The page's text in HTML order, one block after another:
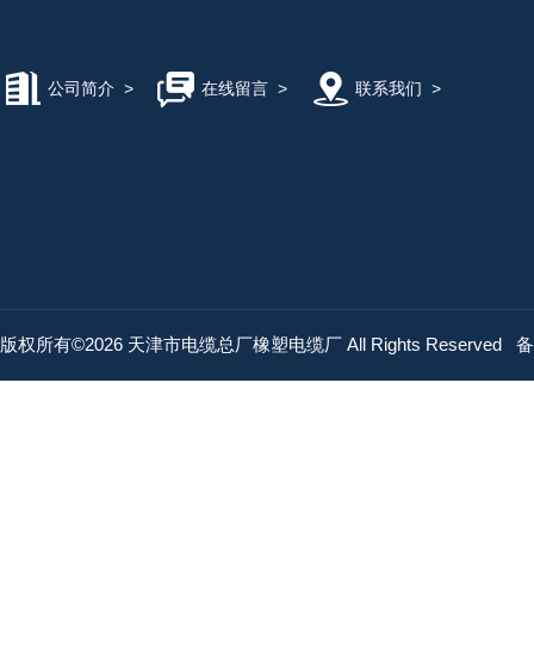
公司简介 > 在线留言> 联系我们 >
版权所有©2026 天津市电缆总厂橡塑电缆厂 All Rights Reserved